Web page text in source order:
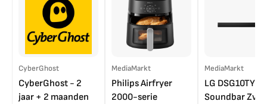
CyberGhost
CyberGhost - 2
jaar + 2 maanden
MediaMarkt
Philips Airfryer
2000-serie
MediaMarkt
LG DSG10TY
Soundbar